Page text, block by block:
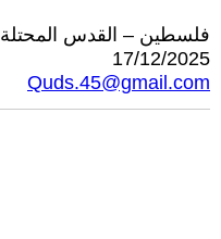
فلسطين – القدس المحتلة
17/12/2025
Quds.45@gmail.com